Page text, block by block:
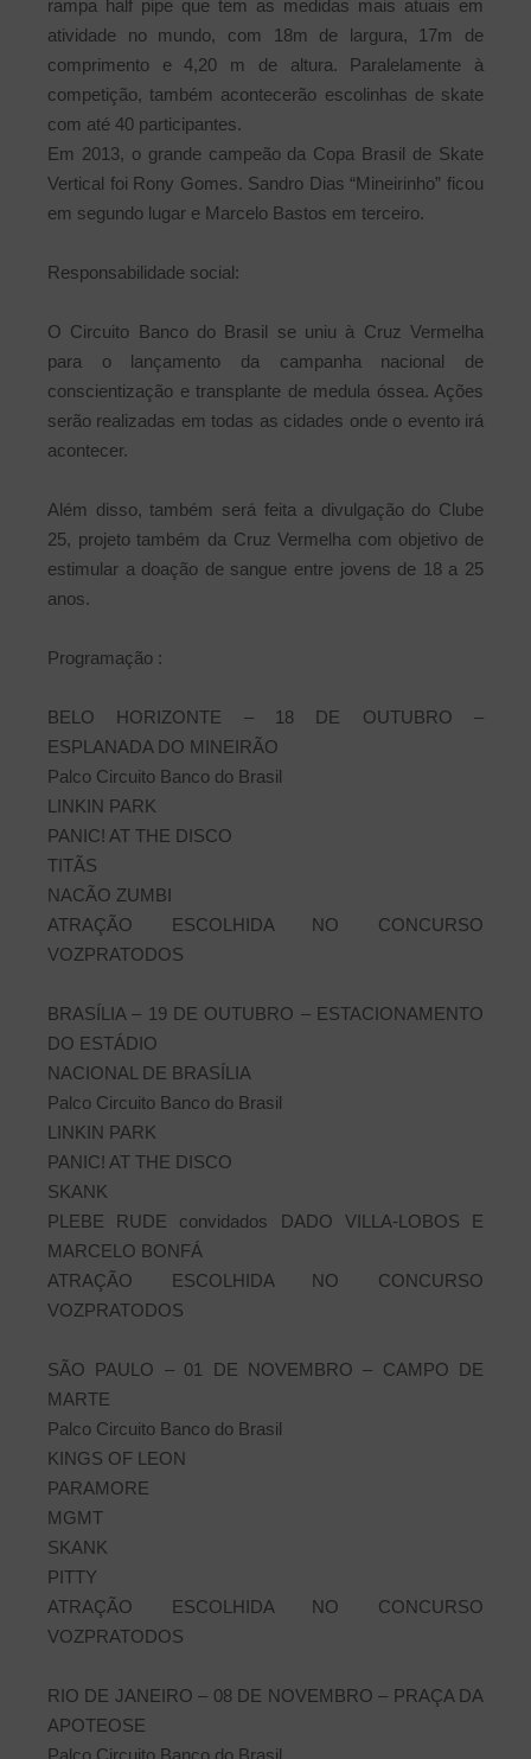
rampa half pipe que tem as medidas mais atuais em
atividade no mundo, com 18m de largura, 17m de
comprimento e 4,20 m de altura. Paralelamente à
competição, também acontecerão escolinhas de skate
com até 40 participantes.
Em 2013, o grande campeão da Copa Brasil de Skate
Vertical foi Rony Gomes. Sandro Dias “Mineirinho” ficou
em segundo lugar e Marcelo Bastos em terceiro.
Responsabilidade social:
O Circuito Banco do Brasil se uniu à Cruz Vermelha
para o lançamento da campanha nacional de
conscientização e transplante de medula óssea. Ações
serão realizadas em todas as cidades onde o evento irá
acontecer.
Além disso, também será feita a divulgação do Clube
25, projeto também da Cruz Vermelha com objetivo de
estimular a doação de sangue entre jovens de 18 a 25
anos.
Programação :
BELO HORIZONTE – 18 DE OUTUBRO –
ESPLANADA DO MINEIRÃO
Palco Circuito Banco do Brasil
LINKIN PARK
PANIC! AT THE DISCO
TITÃS
NACÃO ZUMBI
ATRAÇÃO ESCOLHIDA NO CONCURSO
VOZPRATODOS
BRASÍLIA – 19 DE OUTUBRO – ESTACIONAMENTO
DO ESTÁDIO
NACIONAL DE BRASÍLIA
Palco Circuito Banco do Brasil
LINKIN PARK
PANIC! AT THE DISCO
SKANK
PLEBE RUDE convidados DADO VILLA-LOBOS E
MARCELO BONFÁ
ATRAÇÃO ESCOLHIDA NO CONCURSO
VOZPRATODOS
SÃO PAULO – 01 DE NOVEMBRO – CAMPO DE
MARTE
Palco Circuito Banco do Brasil
KINGS OF LEON
PARAMORE
MGMT
SKANK
PITTY
ATRAÇÃO ESCOLHIDA NO CONCURSO
VOZPRATODOS
RIO DE JANEIRO – 08 DE NOVEMBRO – PRAÇA DA
APOTEOSE